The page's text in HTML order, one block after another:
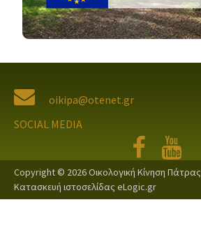
oikipa@otenet.gr
SOCIAL MEDIA
Copyright © 2026Οικολογική Κίνηση Πάτρας
Κατασκευή ιστοσελίδας eLogic.gr